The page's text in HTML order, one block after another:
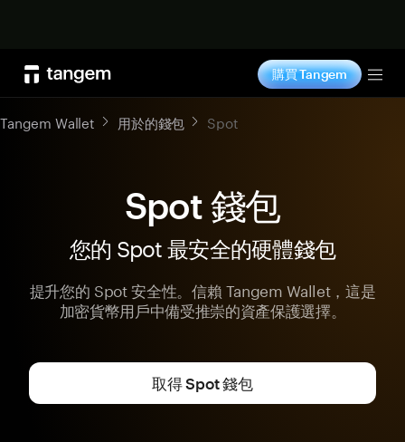
購買 Tangem
Tangem Wallet 用於的錢包 Spot
Spot 錢包
您的 Spot 最安全的硬體錢包
提升您的 Spot 安全性。信賴 Tangem Wallet，這是
加密貨幣用戶中備受推崇的資產保護選擇。
取得 Spot 錢包